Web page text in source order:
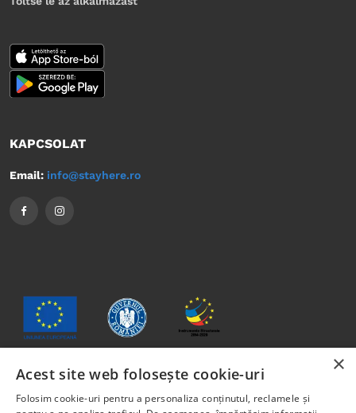
KAPCSOLAT
Email: info@stayhere.ro
Jelen anyag tartalma nem feltétlenül tükrözi az Európai Unió
vagy Románia Kormányának hivatalos álláspontját.
×
Acest site web folosește cookie-uri
Folosim cookie-uri pentru a personaliza conținutul, reclamele și